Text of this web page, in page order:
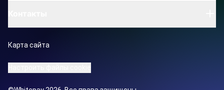
Карта сайта